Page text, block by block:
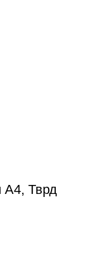
А4, Тврд